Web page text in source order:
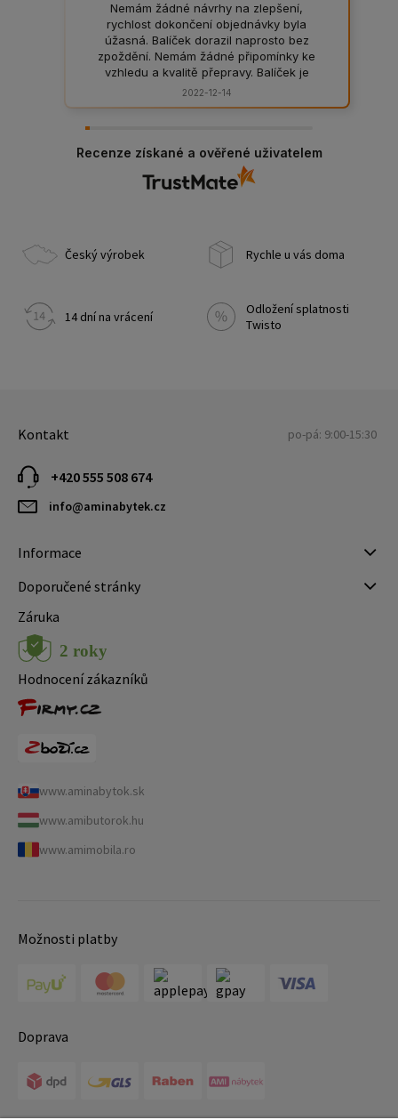
Nemám žádné návrhy na zlepšení,
rychlost dokončení objednávky byla
úžasná. Balíček dorazil naprosto bez
zpoždění. Nemám žádné připomínky ke
vzhledu a kvalitě přepravy. Balíček je
bezvadně zabalený, odpovídá to jeho
obsahu. Všem známým jen doporučím.
2022-12-14
Recenze získané a ověřené uživatelem
Český výrobek Rychle u vás doma
14 dní na vrácení
Odložení splatnosti
Twisto
Kontakt po-pá: 9:00-15:30
+420 555 508 674
info@aminabytek.cz
Informace
Doporučené stránky
Záruka
Hodnocení zákazníků
www.aminabytok.sk
www.amibutorok.hu
www.amimobila.ro
Možnosti platby
Doprava